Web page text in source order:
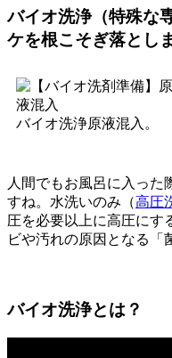
バイオ洗浄（特殊な
ケを根こそぎ落とし
バイオ洗浄原液混入。
人間でもお風呂に入った
すね。水洗いのみ（高圧
圧を必要以上に高圧にす
ビや汚れの原因となる「
バイオ洗浄とは？